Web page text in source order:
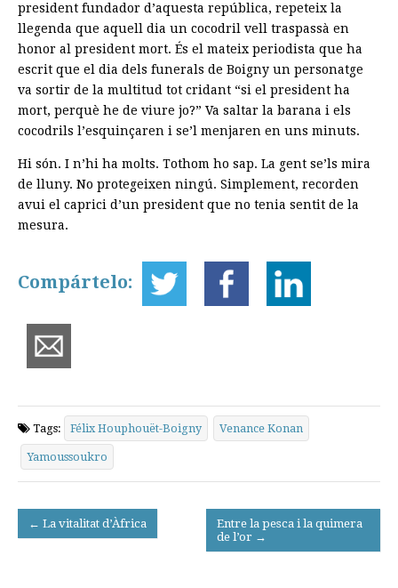
president fundador d’aquesta república, repeteix la
llegenda que aquell dia un cocodril vell traspassà en
honor al president mort. És el mateix periodista que ha
escrit que el dia dels funerals de Boigny un personatge
va sortir de la multitud tot cridant “si el president ha
mort, perquè he de viure jo?” Va saltar la barana i els
cocodrils l’esquinçaren i se’l menjaren en uns minuts.
Hi són. I n’hi ha molts. Tothom ho sap. La gent se’ls mira
de lluny. No protegeixen ningú. Simplement, recorden
avui el caprici d’un president que no tenia sentit de la
mesura.
Compártelo:
Tags: Félix Houphouët-Boigny Venance Konan
Yamoussoukro
Post
← La vitalitat d’Àfrica
Entre la pesca i la quimera
de l’or →